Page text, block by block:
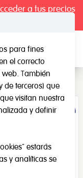
a tus precios
para fines
el correcto
También
de terceros) que
visitan nuestra
y definir
estarás
y analíticas se